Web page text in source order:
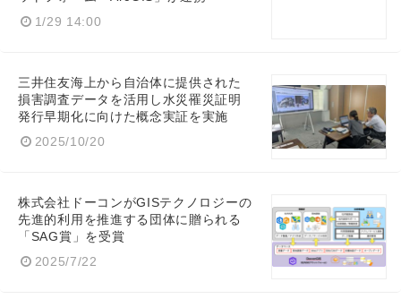
1/29 14:00
三井住友海上から自治体に提供された
損害調査データを活用し水災罹災証明
発行早期化に向けた概念実証を実施
2025/10/20
株式会社ドーコンがGISテクノロジーの
先進的利用を推進する団体に贈られる
「SAG賞」を受賞
2025/7/22
Japanese